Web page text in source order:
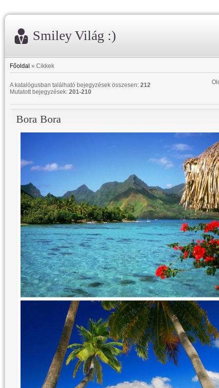
Smiley Világ :)
Főoldal » Cikkek
A katalógusban található bejegyzések összesen: 212
Mutatott bejegyzések: 201-210
Bora Bora